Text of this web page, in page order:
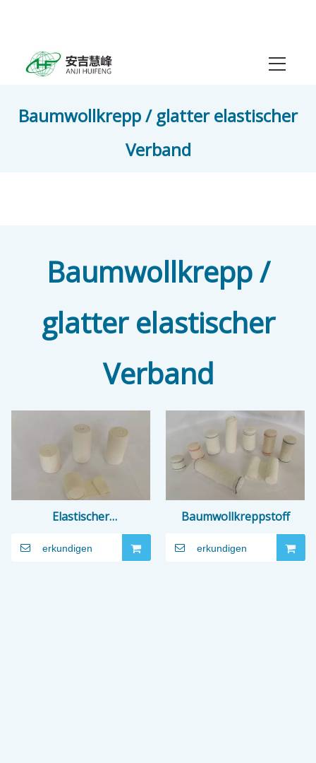
Baumwollkrepp / glatter elastischer
Verband
Baumwollkrepp /
glatter elastischer
Verband
Elastischer
Baumwollverband
erkundigen
Baumwollkreppstoff
erkundigen